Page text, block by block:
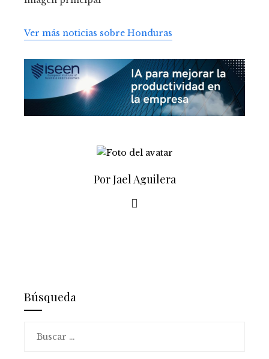
Ver más noticias sobre Honduras
Por Jael Aguilera
Búsqueda